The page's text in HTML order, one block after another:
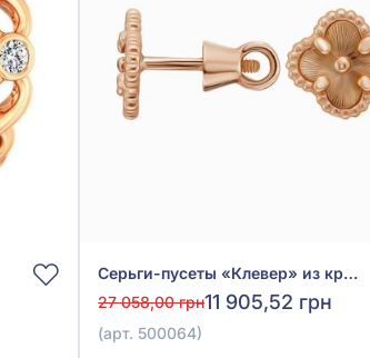
Серьги-пусеты «Клевер» из красного золота 585°, арт. 500064
27 058,00 грн11 905,52 грн
(арт. 500064)